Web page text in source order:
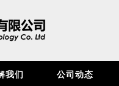
我们 公司动态